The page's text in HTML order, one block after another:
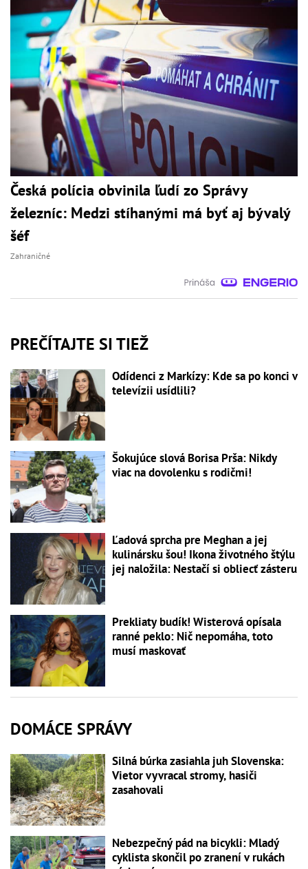
Česká polícia obvinila ľudí zo Správy
železníc: Medzi stíhanými má byť aj bývalý
šéf
Zahraničné
PREČÍTAJTE SI TIEŽ
Odídenci z Markízy: Kde sa po konci v
televízii usídlili?
Šokujúce slová Borisa Prša: Nikdy
viac na dovolenku s rodičmi!
Ľadová sprcha pre Meghan a jej
kulinársku šou! Ikona životného štýlu
jej naložila: Nestačí si obliecť zásteru
Prekliaty budík! Wisterová opísala
ranné peklo: Nič nepomáha, toto
musí maskovať
DOMÁCE SPRÁVY
Silná búrka zasiahla juh Slovenska:
Vietor vyvracal stromy, hasiči
zasahovali
Nebezpečný pád na bicykli: Mladý
cyklista skončil po zranení v rukách